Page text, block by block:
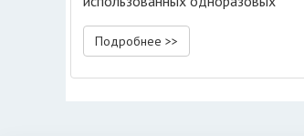
шприцов и игл?
Подробнее >>